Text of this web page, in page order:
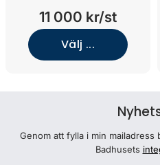
11 000 kr/st
Välj ...
Genom att fylla i min mailadress
Badhusets